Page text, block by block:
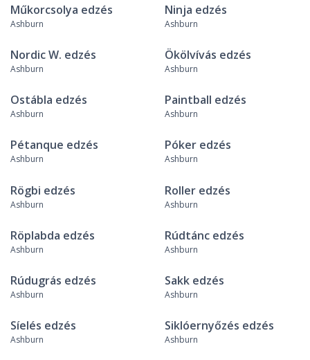
Műkorcsolya edzés
Ashburn
Ninja edzés
Ashburn
Nordic W. edzés
Ashburn
Ökölvívás edzés
Ashburn
Ostábla edzés
Ashburn
Paintball edzés
Ashburn
Pétanque edzés
Ashburn
Póker edzés
Ashburn
Rögbi edzés
Ashburn
Roller edzés
Ashburn
Röplabda edzés
Ashburn
Rúdtánc edzés
Ashburn
Rúdugrás edzés
Ashburn
Sakk edzés
Ashburn
Síelés edzés
Ashburn
Siklóernyőzés edzés
Ashburn